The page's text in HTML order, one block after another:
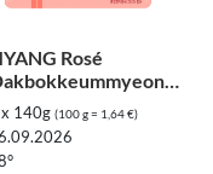
Rosé
140g (100 g = 1,64 €)